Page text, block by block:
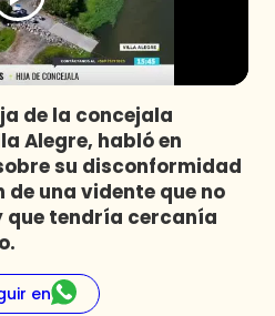
de la concejala
Alegre, habló en
su disconformidad
una vidente que no
que tendría cercanía
en